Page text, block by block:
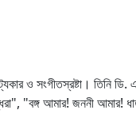
ও সংগীতস্রষ্টা। তিনি
"বঙ্গ আমার! জননী